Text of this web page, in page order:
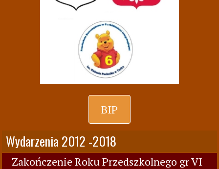
BIP
Wydarzenia 2012 -2018
Zakończenie Roku Przedszkolnego gr VI